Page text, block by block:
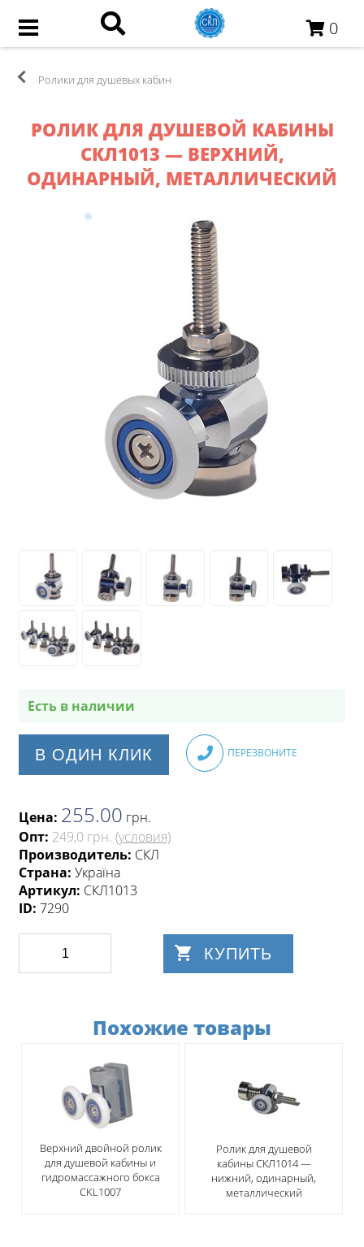
0
Ролики для душевых кабин
РОЛИК ДЛЯ ДУШЕВОЙ КАБИНЫ
СКЛ1013 — ВЕРХНИЙ,
ОДИНАРНЫЙ, МЕТАЛЛИЧЕСКИЙ
Есть в наличии
В ОДИН КЛИК ПЕРЕЗВОНИТЕ
Цена: 255.00 грн.
Опт: 249,0 грн. (условия)
Производитель: СКЛ
Страна: Україна
Артикул: СКЛ1013
ID: 7290
КУПИТЬ
Похожие товары
Верхний двойной ролик
для душевой кабины и
гидромассажного бокса
CKL1007
Ролик для душевой
кабины СКЛ1014 —
нижний, одинарный,
металлический